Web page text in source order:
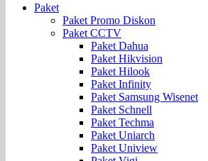
Paket
Paket Promo Diskon
Paket CCTV
Paket Dahua
Paket Hikvision
Paket Hilook
Paket Infinity
Paket Samsung Wisenet
Paket Schnell
Paket Techma
Paket Uniarch
Paket Uniview